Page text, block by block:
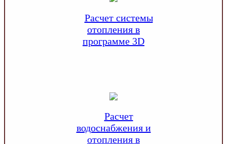
Расчет системы
отопления в
программе 3D
Расчет
водоснабжения и
отопления в